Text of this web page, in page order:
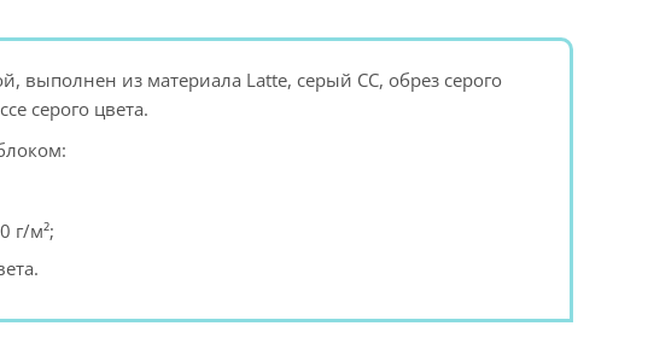
выполнен из материала Latte, серый СС, обрез серого
серого цвета.
г/м²;